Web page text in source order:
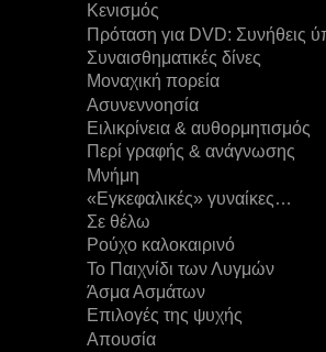
Κενισμός
Πρόταση για DVD: Συνήθεις
Συναισθηματικές δίνες
Μοναχική πορεία
Ασυνεννοησία
Ειλικρίνεια & αυθορμητισμός
Περί γραφής & ανάγνωσης
Μνήμη
«Εγκεφαλικές» γυναίκες…
Σε θέλω
Ρούχο καλοκαιρινό
Το Παιχνίδι των Λυγμών
Άσμα Ασμάτων
Επιλογές της ψυχής
Απουσία